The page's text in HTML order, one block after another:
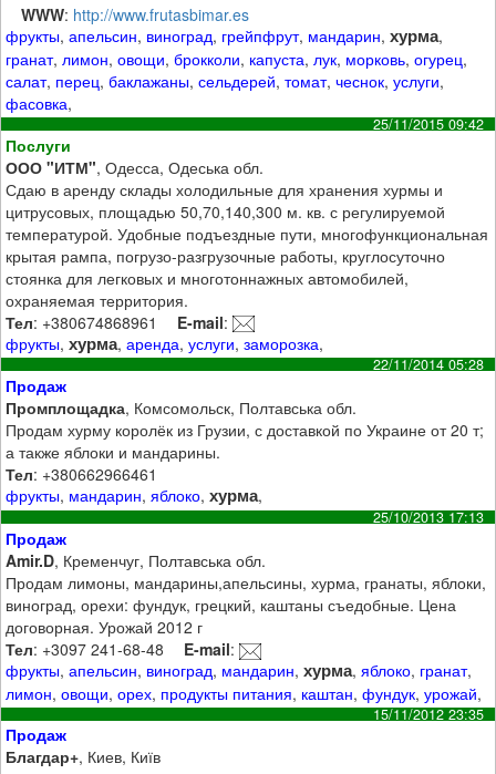
WWW: http://www.frutasbimar.es
фрукты,апельсин, виноград, грейпфрут, мандарин,хурма,
гранат,лимон,овощи,брокколи, капуста,лук, морковь,огурец,
салат, перец,баклажаны,сельдерей,томат,чеснок,услуги,
фасовка,
25/11/2015 09:42
Послуги
ООО "ИТМ", Одесса, Одеська обл.
Сдаю в аренду склады холодильные для хранения хурмы и
цитрусовых, площадью 50,70,140,300 м. кв. с регулируемой
температурой. Удобные подъездные пути, многофункциональная
крытая рампа, погрузо-разгрузочные работы, круглосуточно
стоянка для легковых и многотоннажных автомобилей,
охраняемая территория.
Тел: +380674868961 E-mail:
фрукты,хурма,аренда,услуги,заморозка,
22/11/2014 05:28
Продаж
Промплощадка, Комсомольск, Полтавська обл.
Продам хурму королёк из Грузии, с доставкой по Украине от 20 т;
а также яблоки и мандарины.
Тел: +380662966461
фрукты, мандарин,яблоко,хурма,
25/10/2013 17:13
Продаж
Amir.D, Кременчуг, Полтавська обл.
Продам лимоны, мандарины,апельсины, хурма, гранаты, яблоки,
виноград, орехи: фундук, грецкий, каштаны съедобные. Цена
договорная. Урожай 2012 г
Тел: +3097 241-68-48 E-mail:
фрукты,апельсин, виноград, мандарин,хурма,яблоко, гранат,
лимон,овощи,орех, продукты питания, каштан,фундук,урожай,
15/11/2012 23:35
Продаж
Благдар+, Киев, Київ